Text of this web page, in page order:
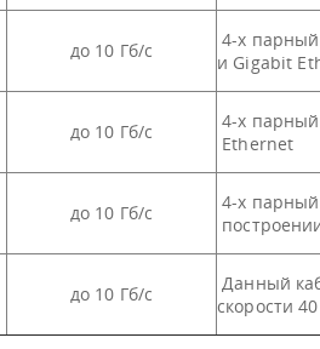
до 10 Гб/с
4-х парный
и Gigabit
до 10 Гб/с
4-х парный
Ethernet
до 10 Гб/с
4-х парный
до 10 Гб/с
Данный
скорости